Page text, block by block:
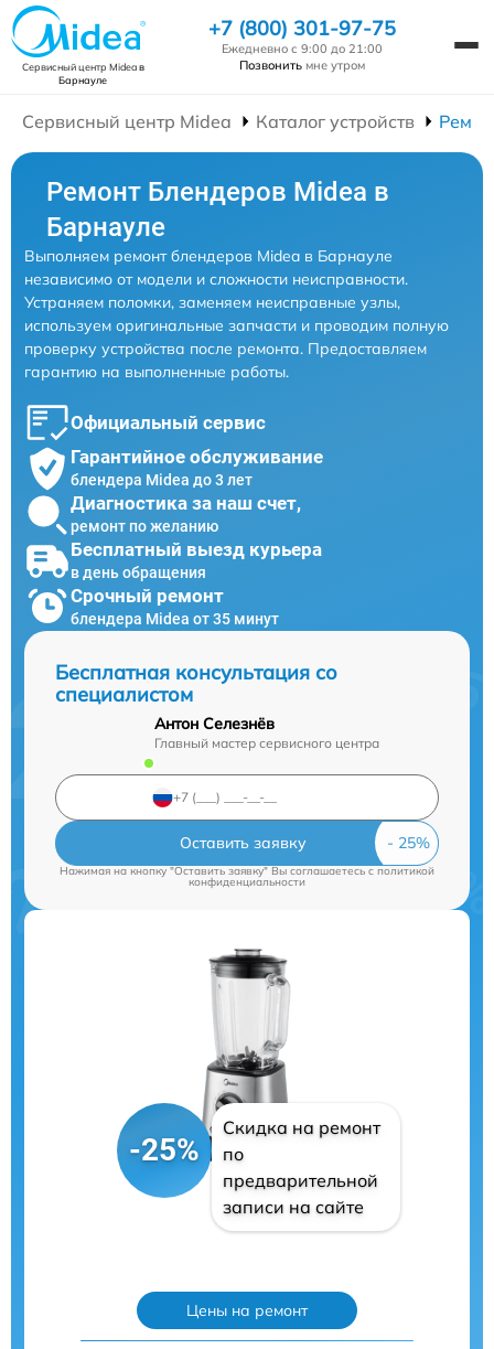
Сервисный центр Mideaв
Барнауле
+7 (800) 301-97-75
Ежедневно с 9:00 до 21:00
Позвонить мне утром
Сервисный центр Midea Каталог устройств
Ремонт Блендеров Midea в
Барнауле
Выполняем ремонт блендеров Midea в Барнауле
независимо от модели и сложности неисправности.
Устраняем поломки, заменяем неисправные узлы,
используем оригинальные запчасти и проводим полную
проверку устройства после ремонта. Предоставляем
гарантию на выполненные работы.
Официальный сервис
Гарантийное обслуживание
блендера Midea до 3 лет
Диагностика за наш счет,
ремонт по желанию
Бесплатный выезд курьера
в день обращения
Срочный ремонт
блендера Midea от 35 минут
Бесплатная консультация со
специалистом
Антон Селезнёв
Главный мастер сервисного центра
Оставить заявку
Нажимая на кнопку "Оставить заявку" Вы соглашаетесь cполитикой
конфиденциальности
-25%
Скидка на ремонт
по
предварительной
записи на сайте
Цены на ремонт